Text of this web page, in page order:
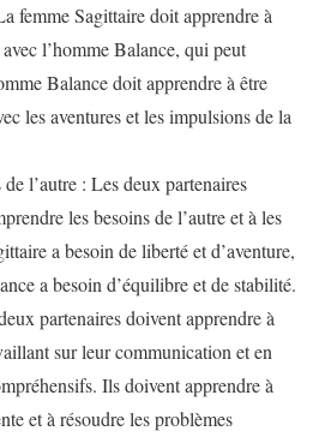
femme Sagittaire doit apprendre à
l’homme Balance, qui peut
Balance doit apprendre à être
les aventures et les impulsions de la
l’autre : Les deux partenaires
les besoins de l’autre et à les
a besoin de liberté et d’aventure,
a besoin d’équilibre et de stabilité.
partenaires doivent apprendre à
sur leur communication et en
Ils doivent apprendre à
et à résoudre les problèmes